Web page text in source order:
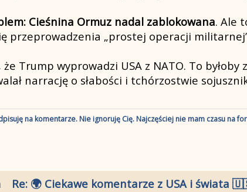
Cieśnina Ormuz nadal zablokowana. Ale
przeprowadzenia „prostej operacji
Trump wyprowadzi USA z NATO. To
narrację o słabości i tchórzostwie
na komentarze. Nie ignoruję Cię. Najczęściej nie mam czasu na
Re: 🌍 Ciekawe komentarze z USA i świata